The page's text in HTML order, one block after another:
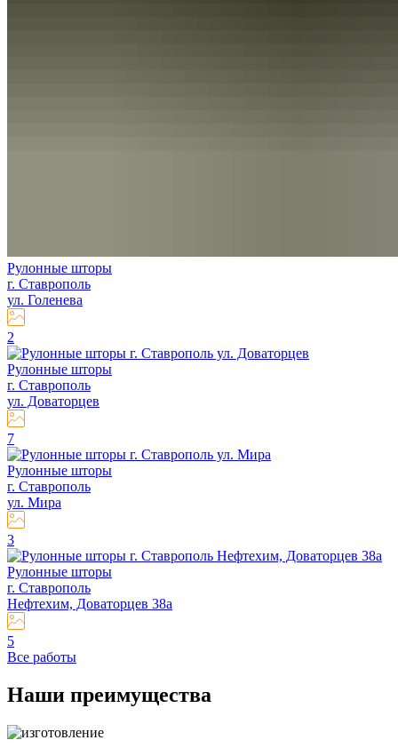
Рулонные шторы
г. Ставрополь
ул. Голенева
2
Рулонные шторы
г. Ставрополь
ул. Доваторцев
7
Рулонные шторы
г. Ставрополь
ул. Мира
3
Рулонные шторы
г. Ставрополь
Нефтехим, Доваторцев 38а
5
Все работы
Наши преимущества